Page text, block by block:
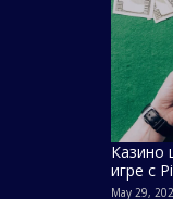
Казино
игре с
May 29,